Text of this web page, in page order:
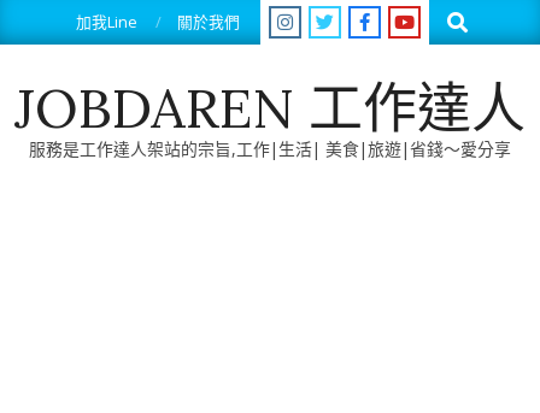
to
加我Line 關於我們 Search
JOBDAREN 工作達人
服務是工作達人架站的宗旨,工作|生活| 美食|旅遊|省錢～愛分享